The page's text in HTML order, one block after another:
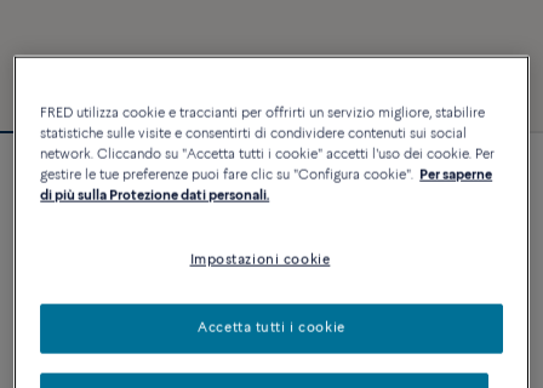
Bracciale Force 10
AGGIUNGI AL CARRELLO
FRED utilizza cookie e traccianti per offrirti un servizio migliore, stabilire
statistiche sulle visite e consentirti di condividere contenuti sui social
network. Cliccando su "Accetta tutti i cookie" accetti l'uso dei cookie. Per
gestire le tue preferenze puoi fare clic su "Configura cookie". Per saperne
di più sulla Protezione dati personali.
Impostazioni cookie
Accetta tutti i cookie